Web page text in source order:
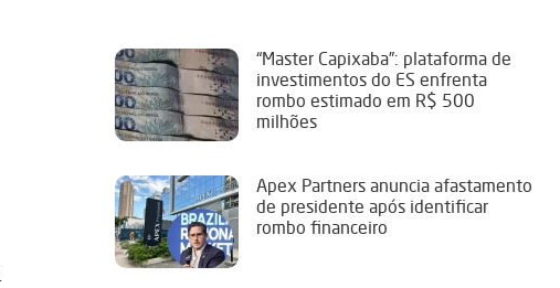
“Master Capixaba”: plataforma de
investimentos do ES enfrenta
rombo estimado em R$ 500
milhões
Apex Partners anuncia afastamento
de presidente após identificar
rombo financeiro